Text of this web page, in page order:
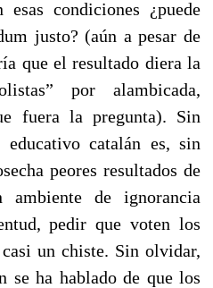
condiciones ¿puede
justo? (aún a pesar de
que el resultado diera la
por alambicada,
fuera la pregunta). Sin
catalán es, sin
peores resultados de
de ignorancia
pedir que voten los
un chiste. Sin olvidar,
se ha hablado de que los